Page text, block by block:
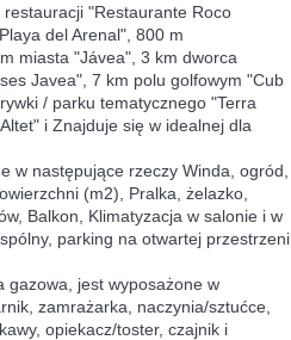
"Restaurante Roco
del Arenal", 800 m
miasta "Jávea", 3 km dworca
Javea", 7 km polu golfowym "Cub
/ parku tematycznego "Terra
i Znajduje się w idealnej dla
w następujące rzeczy Winda, ogród,
(m2), Pralka, żelazko,
Balkon, Klimatyzacja w salonie i w
parking na otwartej przestrzeni
gazowa, jest wyposażone w
zamrażarka, naczynia/sztućce,
opiekacz/toster, czajnik i